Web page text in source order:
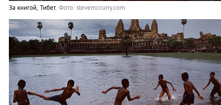
За книгой, Тибет. Фото: stevemccurry.com